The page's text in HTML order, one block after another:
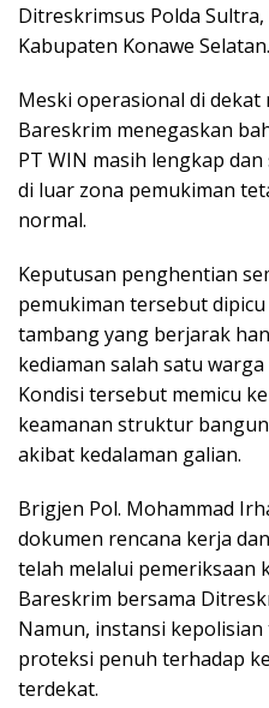
Ditreskrimsus Polda
Kabupaten Konawe Selatan.
Meski operasional di
Bareskrim menegaskan
PT WIN masih lengkap
di luar zona pemukiman
normal.
Keputusan penghentian
pemukiman tersebut
tambang yang berjarak
kediaman salah satu
Kondisi tersebut memicu
keamanan struktur
akibat kedalaman galian.
Brigjen Pol. Mohammad
dokumen rencana kerja
telah melalui pemeriksaan
Bareskrim bersama
Namun, instansi
proteksi penuh terhadap
terdekat.